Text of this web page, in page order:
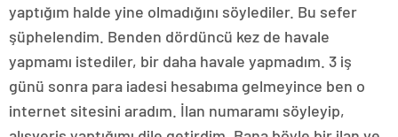
yaptığım halde yine olmadığını söylediler. Bu sefer
şüphelendim. Benden dördüncü kez de havale
yapmamı istediler, bir daha havale yapmadım. 3 iş
günü sonra para iadesi hesabıma gelmeyince ben o
internet sitesini aradım. İlan numaramı söyleyip,